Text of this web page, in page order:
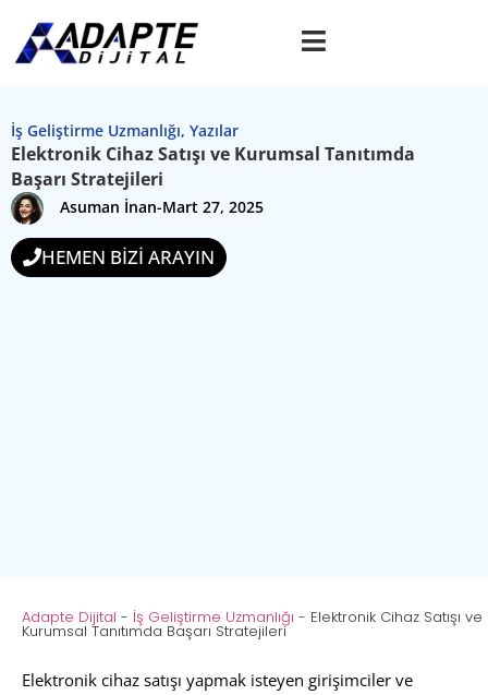
İş Geliştirme Uzmanlığı, Yazılar
Elektronik Cihaz Satışı ve Kurumsal Tanıtımda
Başarı Stratejileri
Asuman İnan-Mart 27, 2025
HEMEN BİZİ ARAYIN
Adapte Dijital - İş Geliştirme Uzmanlığı - Elektronik Cihaz Satışı ve
Kurumsal Tanıtımda Başarı Stratejileri
Elektronik cihaz satışı yapmak isteyen girişimciler ve